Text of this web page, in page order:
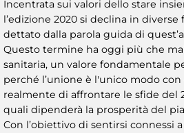
Incentrata sui valori dello stare
l’edizione 2020 si declina in
dettato dalla parola guida di
Questo termine ha oggi più che
sanitaria, un valore fondamentale
perché l’unione è l'unico modo
realmente di affrontare le sfide del
quali dipenderà la prosperità del
Con l’obiettivo di sentirsi connessi